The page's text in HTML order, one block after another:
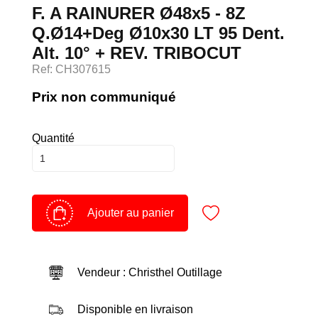
F. A RAINURER Ø48x5 - 8Z
Q.Ø14+Deg Ø10x30 LT 95 Dent.
Alt. 10° + REV. TRIBOCUT
Ref: CH307615
Prix non communiqué
Quantité
Ajouter au panier
Vendeur : Christhel Outillage
Disponible en livraison